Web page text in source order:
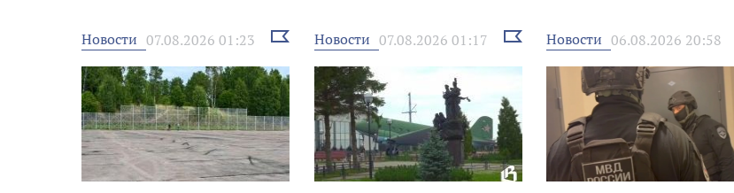
Новости 07.08.2026 01:23
Выбрать
новость
Новости 07.08.2026 01:17
Выбрать
новость
Новости 06.08.2026 20:58